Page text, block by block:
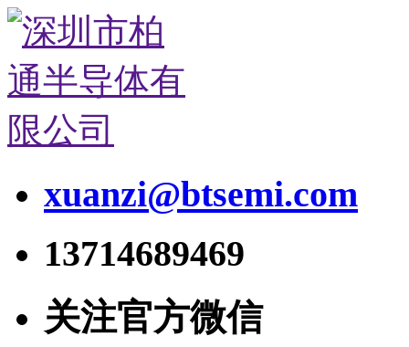
xuanzi@btsemi.com
13714689469
关注官方微信